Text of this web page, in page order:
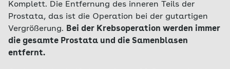
Komplett. Die Entfernung des inneren Teils der
Prostata, das ist die Operation bei der gutartigen
Vergrößerung. Bei der Krebsoperation werden immer
die gesamte Prostata und die Samenblasen
entfernt.